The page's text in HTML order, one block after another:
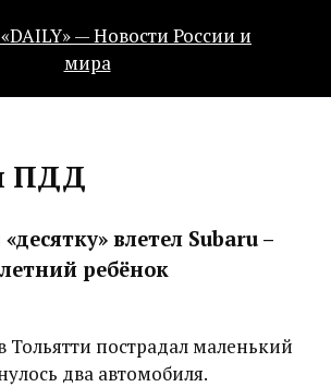
ПДД
влетел Subaru –
ребёнок
пострадал маленький
два автомобиля.